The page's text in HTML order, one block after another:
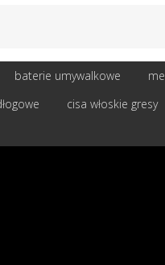
baterie umywalkowe
cisa włoskie gresy